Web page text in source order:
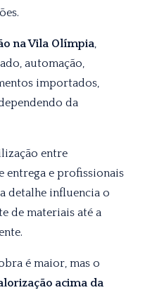
na Vila Olímpia
automação,
importados,
dependendo da
entre
entrega e profissionais
detalhe influencia o
de materiais até a
é maior, mas o
acima da